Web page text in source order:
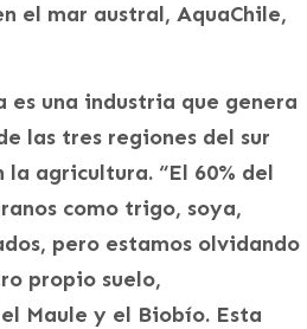
el mar austral, AquaChile,
una industria que genera
las tres regiones del sur
agricultura. “El 60% del
como trigo, soya,
pero estamos olvidando
propio suelo,
Maule y el Biobío. Esta